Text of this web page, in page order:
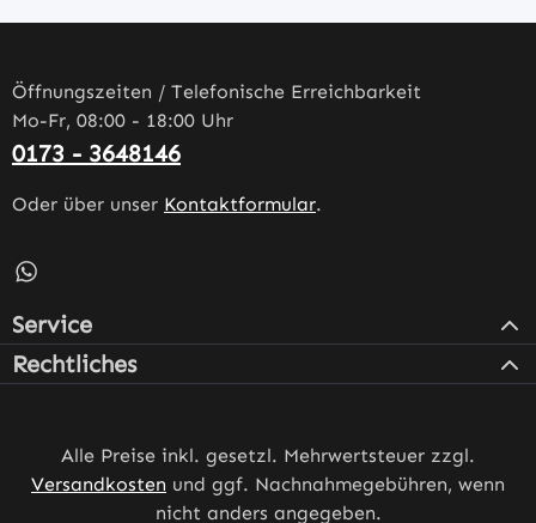
Öffnungszeiten / Telefonische Erreichbarkeit
Mo-Fr, 08:00 - 18:00 Uhr
0173 - 3648146
Oder über unser Kontaktformular.
Schreib uns auf WhatsApp – öffnet in neuem Tab
Service
Rechtliches
Alle Preise inkl. gesetzl. Mehrwertsteuer zzgl.
Versandkosten und ggf. Nachnahmegebühren, wenn
nicht anders angegeben.